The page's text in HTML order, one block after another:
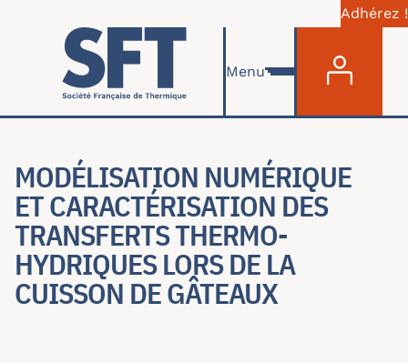
Aller au contenu principal
Adhérez !
Menu
MODÉLISATION NUMÉRIQUE
ET CARACTÉRISATION DES
TRANSFERTS THERMO-
HYDRIQUES LORS DE LA
CUISSON DE GÂTEAUX